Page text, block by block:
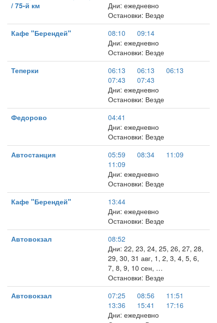
/ 75-й км
Дни: ежедневно
Остановки: Везде
Кафе "Берендей"
08:10
09:14
Дни: ежедневно
Остановки: Везде
Теперки
06:13 06:13
06:13
07:43
07:43
Дни: ежедневно
Остановки: Везде
Федорово
04:41
Дни: ежедневно
Остановки: Везде
Автостанция
05:59 08:34
11:09
11:09
Дни: ежедневно
Остановки: Везде
Кафе "Берендей"
13:44
Дни: ежедневно
Остановки: Везде
Автовокзал
08:52
Дни: 22, 23, 24, 25, 26, 27, 28,
29, 30, 31 авг, 1, 2, 3, 4, 5, 6,
7, 8, 9, 10 сен, …
Остановки: Везде
Автовокзал
07:25 08:56
11:51
13:36
15:41
17:16
Дни: ежедневно